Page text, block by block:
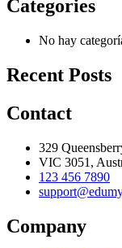
Categories
No hay
Recent Posts
Contact
329
VIC 3051,
123 456 7890
Company